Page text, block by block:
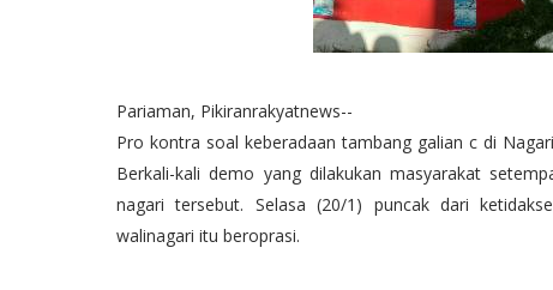
Pariaman, Pikiranrakyatnews--
Pro kontra soal keberadaan tambang galian c di
Berkali-kali demo yang dilakukan masyarakat
nagari tersebut. Selasa (20/1) puncak dari
walinagari itu beroprasi.